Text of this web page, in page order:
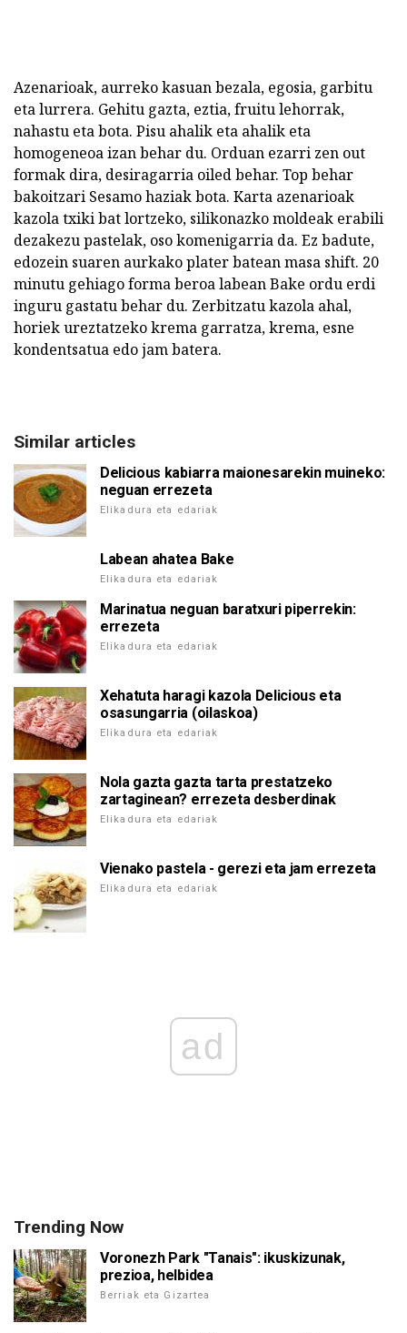
Azenarioak, aurreko kasuan bezala, egosia, garbitu
eta lurrera. Gehitu gazta, eztia, fruitu lehorrak,
nahastu eta bota. Pisu ahalik eta ahalik eta
homogeneoa izan behar du. Orduan ezarri zen out
formak dira, desiragarria oiled behar. Top behar
bakoitzari Sesamo haziak bota. Karta azenarioak
kazola txiki bat lortzeko, silikonazko moldeak erabili
dezakezu pastelak, oso komenigarria da. Ez badute,
edozein suaren aurkako plater batean masa shift. 20
minutu gehiago forma beroa labean Bake ordu erdi
inguru gastatu behar du. Zerbitzatu kazola ahal,
horiek ureztatzeko krema garratza, krema, esne
kondentsatua edo jam batera.
Similar articles
Delicious kabiarra maionesarekin muineko:
neguan errezeta
Elikadura eta edariak
Labean ahatea Bake
Elikadura eta edariak
Marinatua neguan baratxuri piperrekin:
errezeta
Elikadura eta edariak
Xehatuta haragi kazola Delicious eta
osasungarria (oilaskoa)
Elikadura eta edariak
Nola gazta gazta tarta prestatzeko
zartaginean? errezeta desberdinak
Elikadura eta edariak
Vienako pastela - gerezi eta jam errezeta
Elikadura eta edariak
ad
Trending Now
Voronezh Park "Tanais": ikuskizunak,
prezioa, helbidea
Berriak eta Gizartea